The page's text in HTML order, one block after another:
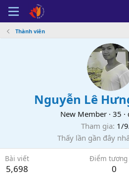
Thành viên
Nguyễn Lê
New Member · 35 ·
Tham gia 1/
Thấy lần gần đây
Bài viết
5,698
Điểm tương
0